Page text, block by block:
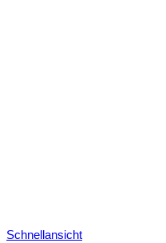
Schnellansicht